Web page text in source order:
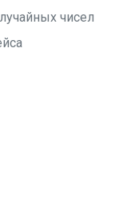
чисел